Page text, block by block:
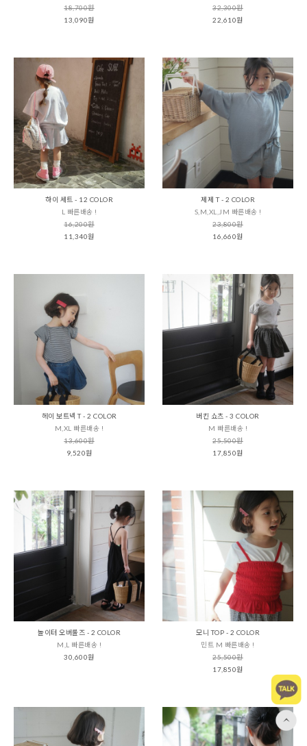
18,700원
13,090원
32,300원
22,610원
하이 세트 - 12 COLOR
L 빠른배송 !
16,200원
11,340원
제제 T - 2 COLOR
S,M,XL,JM 빠른배송 !
23,800원
16,660원
헤이 보트넥 T - 2 COLOR
M,XL 빠른배송 !
13,600원
9,520원
버킨 쇼츠 - 3 COLOR
M 빠른배송 !
25,500원
17,850원
놀이터 오버롤즈 - 2 COLOR
M,L 빠른배송 !
30,600원
모니 TOP - 2 COLOR
민트 M 빠른배송 !
25,500원
17,850원